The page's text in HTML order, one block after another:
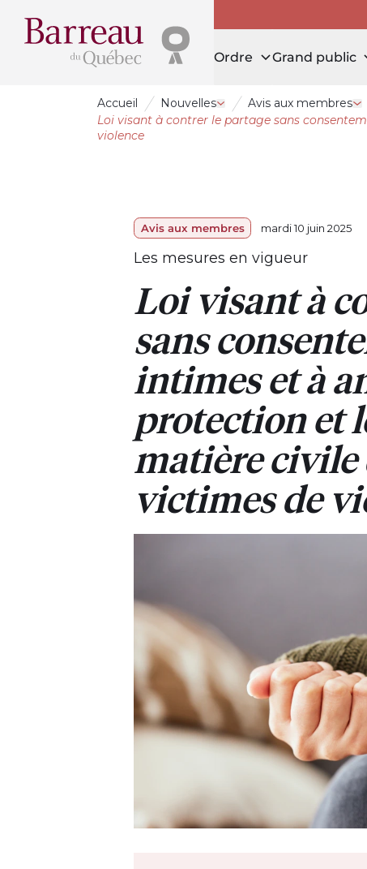
Ordre Grand public
Accueil Nouvelles Ouvrir le tiroir Nouvelles
Avis aux membres
Loi visant à contrer le partage sans
violence
Avis aux membres mardi 10 juin 2025
Les mesures en vigueur
Loi visant à
sans
intimes et à
protection et
matière civile
victimes de